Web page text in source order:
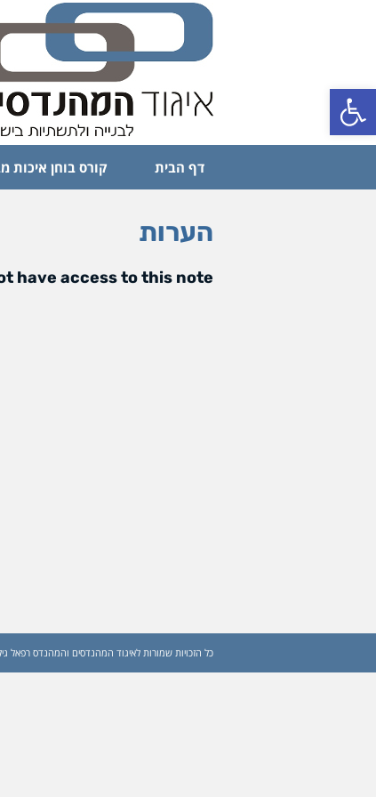
פתח סרגל נגישות
דף הבית קורס בוחן איכות
הערות
have access to this note.
כל הזכויות שמורות לאיגוד המהנדסים והמהנדס רפאל גיל ©2026 (עדכון: